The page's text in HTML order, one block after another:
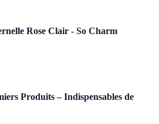
Rose Clair - So Charm
Produits – Indispensables de